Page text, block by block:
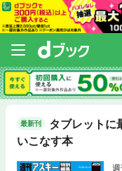
最新刊
タブレット
いこなす本